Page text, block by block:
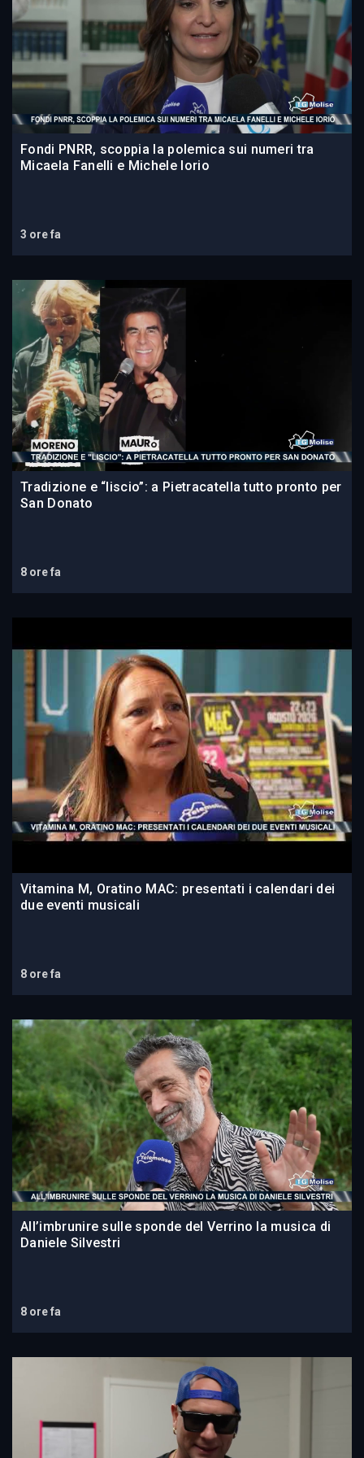
Fondi PNRR, scoppia la polemica sui numeri tra
Micaela Fanelli e Michele Iorio
3 ore fa
Tradizione e “liscio”: a Pietracatella tutto pronto per
San Donato
8 ore fa
Vitamina M, Oratino MAC: presentati i calendari dei
due eventi musicali
8 ore fa
All’imbrunire sulle sponde del Verrino la musica di
Daniele Silvestri
8 ore fa